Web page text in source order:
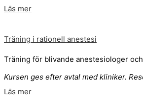
Läs mer
Träning i rationell anestesi
Träning för blivande anestesiologer
Kursen ges efter avtal med kliniker.
Läs mer